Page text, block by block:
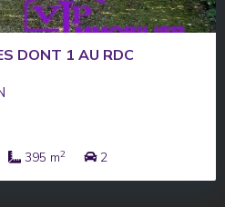
DONT 1 AU RDC
395 m2 2